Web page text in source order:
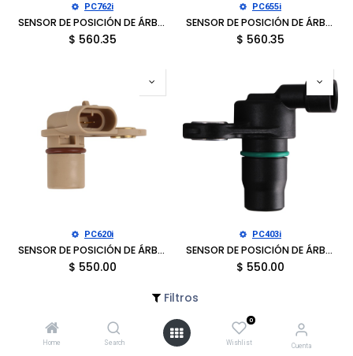
Filtros
Home Search
0
Wishlist Cuenta
PC762i
SENSOR DE POSICIÓN DE ÁRBOL DE LEVAS BUICK ENCLAVE 2008-2010, LACROSSE 2008, CADILLAC CTS 2007-2009, SRX 2007-2009, STS 2007-2009, CHEVROLET CAPTIVA SPORT 2008-2010, EQUINOX 2008, TRAVERSE 2009
$ 560.35
PC655i
SENSOR DE POSICIÓN DE ÁRBOL DE LEVAS BUICK LACROSSE 2010-2016, REGAL 2011-2017, VERANO 2012-2017, CHEVROLET AVEO 2019-2021, CAPTIVA SPORT 2008-2015, CAVALIER 2018-2021, COBALT 2006-2010
$ 560.35
PC620i
SENSOR DE POSICIÓN DE ÁRBOL DE LEVAS BUICK RAINIER 2005-2007, CADILLAC CTS 2006-2015, CHEVROLET AVALANCHE 2007-2013, AVALANCHE 2500 2004-2006, CAMARO 2010-2015, CAPRICE 2011-2017
$ 550.00
PC403i
SENSOR DE POSICIÓN DE ÁRBOL DE LEVAS BUICK RAINIER 2004-2006, CHEVROLET COBALT 2005-2006, COLORADO 2004-2006, TRAILBLAZER 2002-2006, TRAILBLAZER EXT 2002-2006, GMC CANYON 2004-2006
$ 550.00